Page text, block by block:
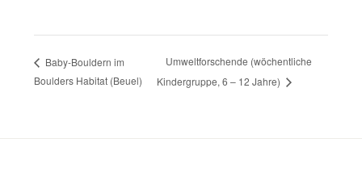
Baby-Bouldern im
Boulders Habitat (Beuel)
Umweltforschende (wöchentliche
Kindergruppe, 6 – 12 Jahre)